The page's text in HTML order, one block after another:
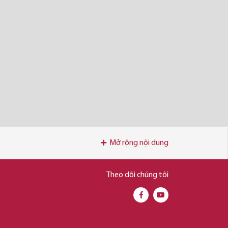
Mở rộng nội dung
Theo dõi chúng tôi